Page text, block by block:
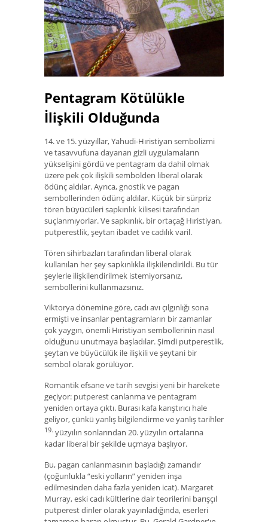
Pentagram Kötülükle
İlişkili Olduğunda
14. ve 15. yüzyıllar, Yahudi-Hıristiyan sembolizmi
ve tasavvufuna dayanan gizli uygulamaların
yükselişini gördü ve pentagram da dahil olmak
üzere pek çok ilişkili sembolden liberal olarak
ödünç aldılar. Ayrıca, gnostik ve pagan
sembollerinden ödünç aldılar. Küçük bir sürpriz
tören büyücüleri sapkınlık kilisesi tarafından
suçlanmıyorlar. Ve sapkınlık, bir ortaçağ Hıristiyan,
putperestlik, şeytan ibadet ve cadılık varil.
Tören sihirbazları tarafından liberal olarak
kullanılan her şey sapkınlıkla ilişkilendirildi. Bu tür
şeylerle ilişkilendirilmek istemiyorsanız,
sembollerini kullanmazsınız.
Viktorya dönemine göre, cadı avı çılgınlığı sona
ermişti ve insanlar pentagramların bir zamanlar
çok yaygın, önemli Hıristiyan sembollerinin nasıl
olduğunu unutmaya başladılar. Şimdi putperestlik,
şeytan ve büyücülük ile ilişkili ve şeytani bir
sembol olarak görülüyor.
Romantik efsane ve tarih sevgisi yeni bir harekete
geçiyor: putperest canlanma ve pentagram
yeniden ortaya çıktı. Burası kafa karıştırıcı hale
geliyor, çünkü yanlış bilgilendirme ve yanlış tarihler
19. yüzyılın sonlarından 20. yüzyılın ortalarına
kadar liberal bir şekilde uçmaya başlıyor.
Bu, pagan canlanmasının başladığı zamandır
(çoğunlukla “eski yolların” yeniden inşa
edilmesinden daha fazla yeniden icat). Margaret
Murray, eski cadı kültlerine dair teorilerini barışçıl
putperest dinler olarak yayınladığında, eserleri